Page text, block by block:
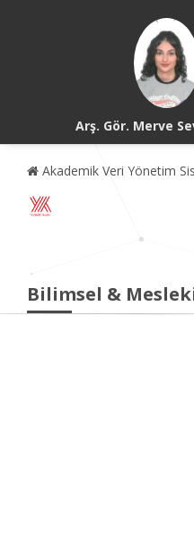
Arş. Gör. Merve
Akademik Veri Yönetim
Bilimsel &